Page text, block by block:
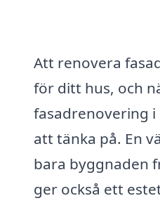
Att renovera
för ditt hus, och
fasadrenovering
att tänka på. En
bara byggnaden
ger också ett